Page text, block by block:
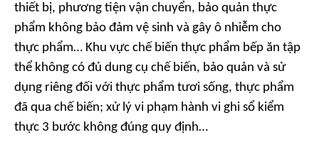
thiết bị, phương tiện vận chuyển, bảo quản thực
phẩm không bảo đảm vệ sinh và gây ô nhiễm cho
thực phẩm… Khu vực chế biến thực phẩm bếp ăn tập
thể không có đủ dung cụ chế biến, bảo quản và sử
dụng riêng đối với thực phẩm tươi sống, thực phẩm
đã qua chế biến; xử lý vi phạm hành vi ghi sổ kiểm
thực 3 bước không đúng quy định…